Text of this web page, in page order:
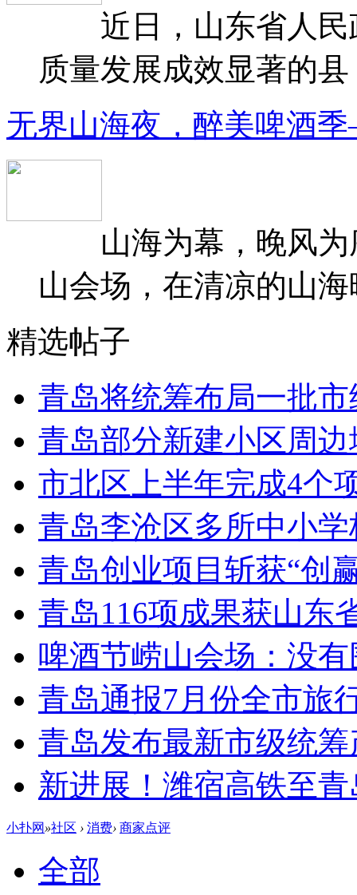
近日，山东省人民
质量发展成效显著的
无界山海夜，醉美啤酒
山海为幕，晚风为
山会场，在清凉的山
精选帖子
青岛将统筹布局一批市
青岛部分新建小区周
市北区上半年完成4个
青岛李沧区多所中小
青岛创业项目斩获“创
青岛116项成果获山东
啤酒节崂山会场：没有
青岛通报7月份全市旅
青岛发布最新市级统
新进展！潍宿高铁至
小扑网 »社区 › 消费› 商家点评
全部